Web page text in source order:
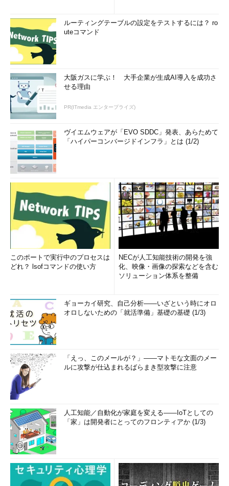
ルーティングテーブルの設定をテストするには？ ro
uteコマンド
大阪ガスに学ぶ！ 大手企業が生成AI導入を成功さ
せる理由
PR(ITmedia エンタープライズ)
ヴイエムウェアが「EVO SDDC」発表、あらためて
「ハイパーコンバージドインフラ」とは (1/2)
このポートで実行中のプロセスは
どれ？ lsofコマンドの使い方
NECが人工知能技術の開発を強
化、映像・画像の探索などを含む
ソリューション体系を整備
ギョーカイ研究、自己分析――いざという時にオロ
オロしないための「就活準備」基礎の基礎 (1/3)
「えっ、このメールが？」――マトモな文面のメー
ルに攻撃が仕込まれるばらまき型攻撃に注意
人工知能／自動化が家庭を変える――IoTとしての
「家」は開発者にとってのフロンティアか (1/3)